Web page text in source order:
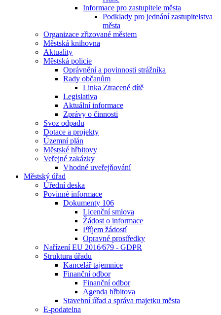
Informace pro zastupitele města
Podklady pro jednání zastupitelstva
města
Organizace zřizované městem
Městská knihovna
Aktuality
Městská policie
Oprávnění a povinnosti strážníka
Rady občanům
Linka Ztracené dítě
Legislativa
Aktuální informace
Zprávy o činnosti
Svoz odpadu
Dotace a projekty
Územní plán
Městské hřbitovy
Veřejné zakázky
Vhodné uveřejňování
Městský úřad
Úřední deska
Povinné informace
Dokumenty 106
Licenční smlova
Žádost o informace
Příjem žádostí
Opravné prostředky
Nařízení EU 2016⁄679 - GDPR
Struktura úřadu
Kancelář tajemnice
Finanční odbor
Finanční odbor
Agenda hřbitova
Stavební úřad a správa majetku města
E-podatelna